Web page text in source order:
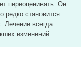
переоценивать. Он
редко становится
Лечение всегда
изменений.